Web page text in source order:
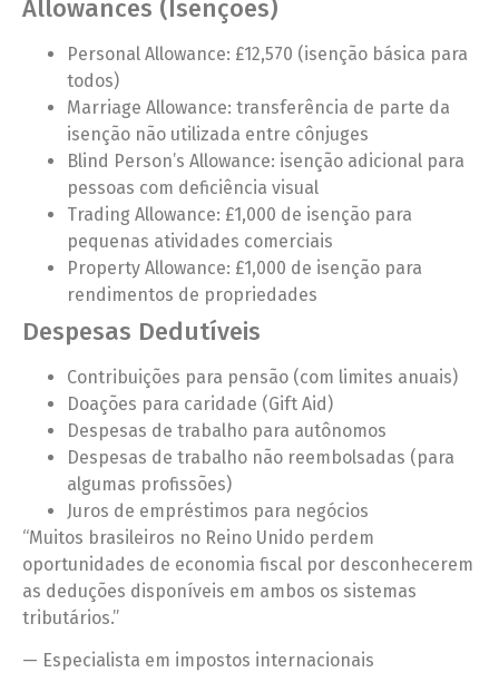
Allowances (Isenções)
Personal Allowance: £12,570 (isenção básica para
todos)
Marriage Allowance: transferência de parte da
isenção não utilizada entre cônjuges
Blind Person’s Allowance: isenção adicional para
pessoas com deficiência visual
Trading Allowance: £1,000 de isenção para
pequenas atividades comerciais
Property Allowance: £1,000 de isenção para
rendimentos de propriedades
Despesas Dedutíveis
Contribuições para pensão (com limites anuais)
Doações para caridade (Gift Aid)
Despesas de trabalho para autônomos
Despesas de trabalho não reembolsadas (para
algumas profissões)
Juros de empréstimos para negócios
“Muitos brasileiros no Reino Unido perdem
oportunidades de economia fiscal por desconhecerem
as deduções disponíveis em ambos os sistemas
tributários.”
— Especialista em impostos internacionais